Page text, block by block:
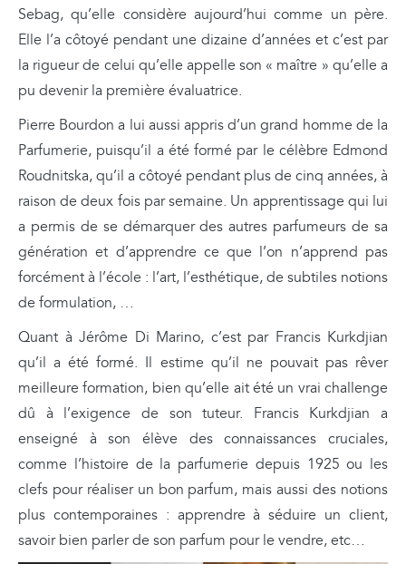
Sebag, qu’elle considère aujourd’hui comme un père.
Elle l’a côtoyé pendant une dizaine d’années et c’est par
la rigueur de celui qu’elle appelle son « maître » qu’elle a
pu devenir la première évaluatrice.
Pierre Bourdon a lui aussi appris d’un grand homme de la
Parfumerie, puisqu’il a été formé par le célèbre Edmond
Roudnitska, qu’il a côtoyé pendant plus de cinq années, à
raison de deux fois par semaine. Un apprentissage qui lui
a permis de se démarquer des autres parfumeurs de sa
génération et d’apprendre ce que l’on n’apprend pas
forcément à l’école : l’art, l’esthétique, de subtiles notions
de formulation, …
Quant à Jérôme Di Marino, c’est par Francis Kurkdjian
qu’il a été formé. Il estime qu’il ne pouvait pas rêver
meilleure formation, bien qu’elle ait été un vrai challenge
dû à l’exigence de son tuteur. Francis Kurkdjian a
enseigné à son élève des connaissances cruciales,
comme l’histoire de la parfumerie depuis 1925 ou les
clefs pour réaliser un bon parfum, mais aussi des notions
plus contemporaines : apprendre à séduire un client,
savoir bien parler de son parfum pour le vendre, etc…